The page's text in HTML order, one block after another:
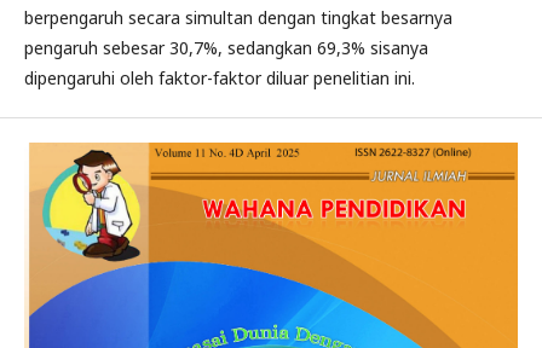
berpengaruh secara simultan dengan tingkat besarnya
pengaruh sebesar 30,7%, sedangkan 69,3% sisanya
dipengaruhi oleh faktor-faktor diluar penelitian ini.